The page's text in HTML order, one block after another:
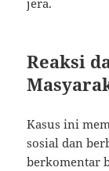
jera.
Reaksi
Kasus ini
sosial dan
berkomentar